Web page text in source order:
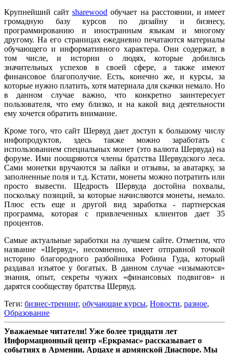
Крупнейший сайтsharewood обучает на расстоянии, и имеет
громадную базу курсов по дизайну и бизнесу,
программированию и иностранным языкам и многому
другому. На его страницах ежедневно печатаются материалы
обучающего и информативного характера. Они содержат, в
том числе, и истории о людях, которые добились
значительных успехов в своей сфере, а также имеют
финансовое благополучие. Есть, конечно же, и курсы, за
которые нужно платить, хотя материала для скачки немало. Но
в данном случае важно, что конкретно заинтересует
пользователя, что ему близко, и на какой вид деятельности
ему хочется обратить внимание.
Кроме того, что сайт Шервуд дает доступ к большому числу
инфопродуктов, здесь также можно заработать с
использованием специальных монет (это валюта Шервуда) на
форуме. Ими поощряются члены братства Шервудского леса.
Сами монетки вручаются за лайки и отзывы, за аватарку, за
заполненные поля и т.д. Кстати, монеты можно потратить или
просто вывести. Щедрость Шервуда достойна похвалы,
поскольку позиций, за которые начисляются монеты, немало.
Плюс есть еще и другой вид заработка - партнерская
программа, которая с привлеченных клиентов дает 35
процентов.
Самые актуальные заработки на лучшем сайте. Отметим, что
название «Шервуд», несомненно, имеет отправной точкой
историю благородного разбойника Робина Гуда, который
раздавал изъятое у богатых. В данном случае «изымаются»
знания, опыт, секреты чужих «финансовых подвигов» и
дарятся сообществу братства Шервуд.
Теги: бизнес-тренинг, обучающие курсы, Новости, разное,
Образование
Уважаемые читатели! Уже более тридцати лет
Информационный центр «Еркрамас» рассказывает о
событиях в Армении, Арцахе и армянской Диаспоре. Мы